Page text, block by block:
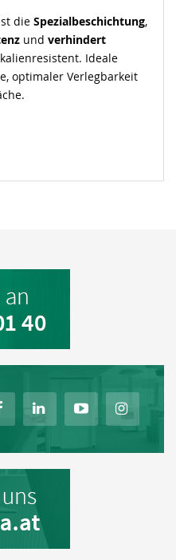
die Spezialbeschichtung,
und verhindert
Ideale
optimaler Verlegbarkeit